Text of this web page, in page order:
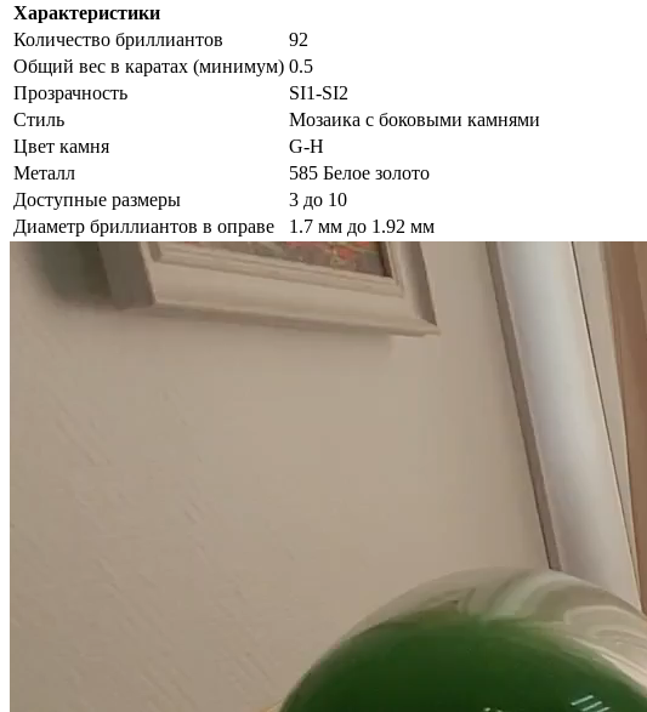
Характеристики
Количество бриллиантов
92
Общий вес в каратах (минимум) 0.5
Прозрачность
SI1-SI2
Стиль
Мозаика с боковыми камнями
Цвет камня
G-H
Металл
585 Белое золото
Доступные размеры
3 до 10
Диаметр бриллиантов в оправе
1.7 мм до 1.92 мм